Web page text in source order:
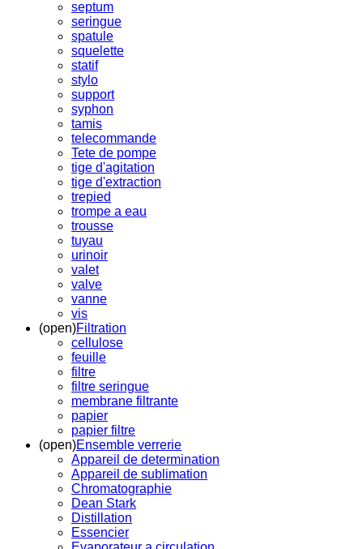
septum
seringue
spatule
squelette
statif
stylo
support
syphon
tamis
telecommande
Tete de pompe
tige d'agitation
tige d'extraction
trepied
trompe a eau
trousse
tuyau
urinoir
valet
valve
vanne
vis
(open)Filtration
cellulose
feuille
filtre
filtre seringue
membrane filtrante
papier
papier filtre
(open)Ensemble verrerie
Appareil de determination
Appareil de sublimation
Chromatographie
Dean Stark
Distillation
Essencier